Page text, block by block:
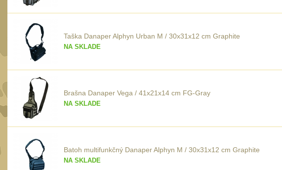
Taška Danaper Alphyn Urban M / 30x31x12 cm Graphite
NA SKLADE
Brašna Danaper Vega / 41x21x14 cm FG-Gray
NA SKLADE
Batoh multifunkčný Danaper Alphyn M / 30x31x12 cm Graphite
NA SKLADE